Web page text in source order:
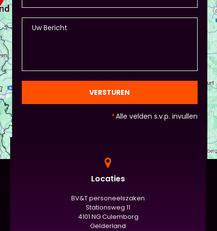
dat altijd mogelijk! Maar: overleg dit dan wel met
Piet of hij dit wil in plaats van een eindpresentatie
+ zorg ervoor dat de deelnemers wel hun
en die van Piet en vervolgens de deelnemers:
gezien de eindpresentaties van 5 minuten de
officiële/vaste werkvorm zijn. Voor beginners is het
evaluatieformulier niet :)
VERSTUREN
*Alle velden s.v.p. invullen
Locaties
BV&T personeelszaken
Stationsweg 11
4101 NG Culemborg
Gelderland